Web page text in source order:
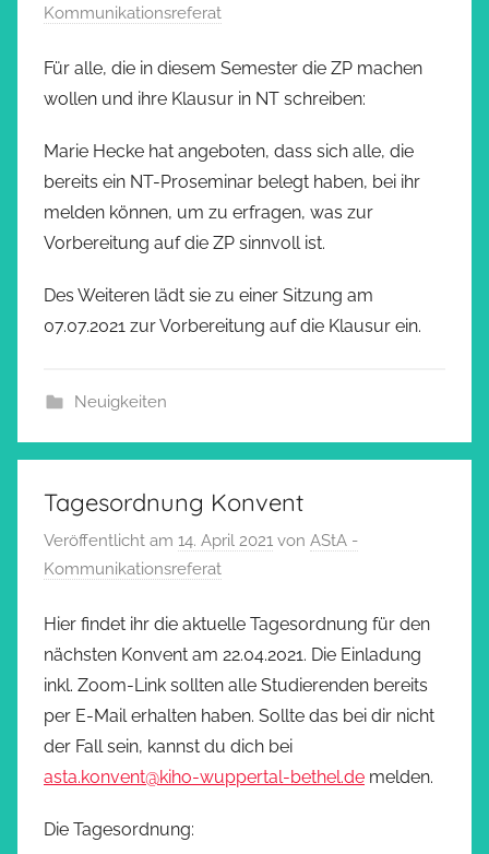
Kommunikationsreferat
Für alle, die in diesem Semester die ZP machen
wollen und ihre Klausur in NT schreiben:
Marie Hecke hat angeboten, dass sich alle, die
bereits ein NT-Proseminar belegt haben, bei ihr
melden können, um zu erfragen, was zur
Vorbereitung auf die ZP sinnvoll ist.
Des Weiteren lädt sie zu einer Sitzung am
07.07.2021 zur Vorbereitung auf die Klausur ein.
Neuigkeiten
Tagesordnung Konvent
Veröffentlicht am 14. April 2021 von AStA -
Kommunikationsreferat
Hier findet ihr die aktuelle Tagesordnung für den
nächsten Konvent am 22.04.2021. Die Einladung
inkl. Zoom-Link sollten alle Studierenden bereits
per E-Mail erhalten haben. Sollte das bei dir nicht
der Fall sein, kannst du dich bei
asta.konvent@kiho-wuppertal-bethel.de melden.
Die Tagesordnung: